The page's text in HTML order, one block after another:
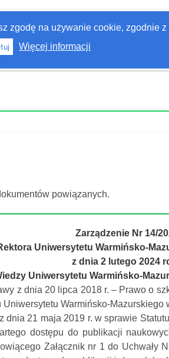
zgodę na używanie cookie, zgodnie
Więcej informacji
powiązanych.
Zarządzenie Nr 14/
Uniwersytetu Warmińsko-
z dnia 2 lutego 2024
Uniwersytetu Warmińsko-
z dnia 20 lipca 2018 r. – Prawo o
Warmińsko-
dnia 21 maja 2019 r. w sprawie
dostępu do publikacji
Załącznik nr 1 do Uchwały